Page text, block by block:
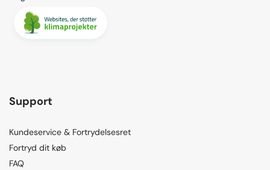
Support
Kundeservice & Fortrydelsesret
Fortryd dit køb
FAQ